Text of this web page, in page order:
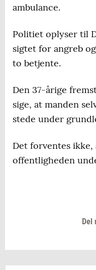
ambulance.
Politiet oplyser til
sigtet for angreb
to betjente.
Den 37-årige
sige, at manden
stede under
Det forventes
offentligheden
Del